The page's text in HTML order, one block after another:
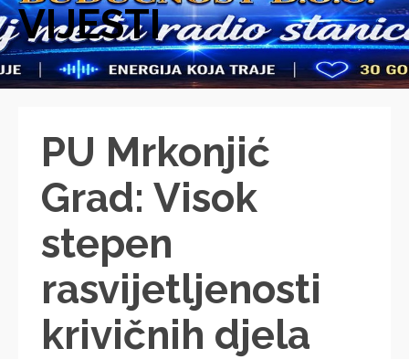
VIJESTI
PU Mrkonjić
Grad: Visok
stepen
rasvijetljenosti
krivičnih djela